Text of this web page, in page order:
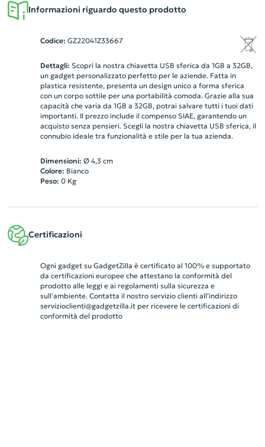
Informazioni riguardo questo prodotto
Codice: GZ22041Z33667
Dettagli: Scopri la nostra chiavetta USB sferica da 1GB a 32GB,
un gadget personalizzato perfetto per le aziende. Fatta in
plastica resistente, presenta un design unico a forma sferica
con un corpo sottile per una portabilità comoda. Grazie alla sua
capacità che varia da 1GB a 32GB, potrai salvare tutti i tuoi dati
importanti. Il prezzo include il compenso SIAE, garantendo un
acquisto senza pensieri. Scegli la nostra chiavetta USB sferica, il
connubio ideale tra funzionalità e stile per la tua azienda.
Dimensioni: Ø 4,3 cm
Colore: Bianco
Peso: 0Kg
Certificazioni
Ogni gadget su GadgetZilla è certificato al 100% e supportato
da certificazioni europee che attestano la conformità del
prodotto alle leggi e ai regolamenti sulla sicurezza e
sull'ambiente. Contatta il nostro servizio clienti all’indirizzo
servizioclienti@gadgetzilla.itper ricevere le certificazioni di
conformità del prodotto